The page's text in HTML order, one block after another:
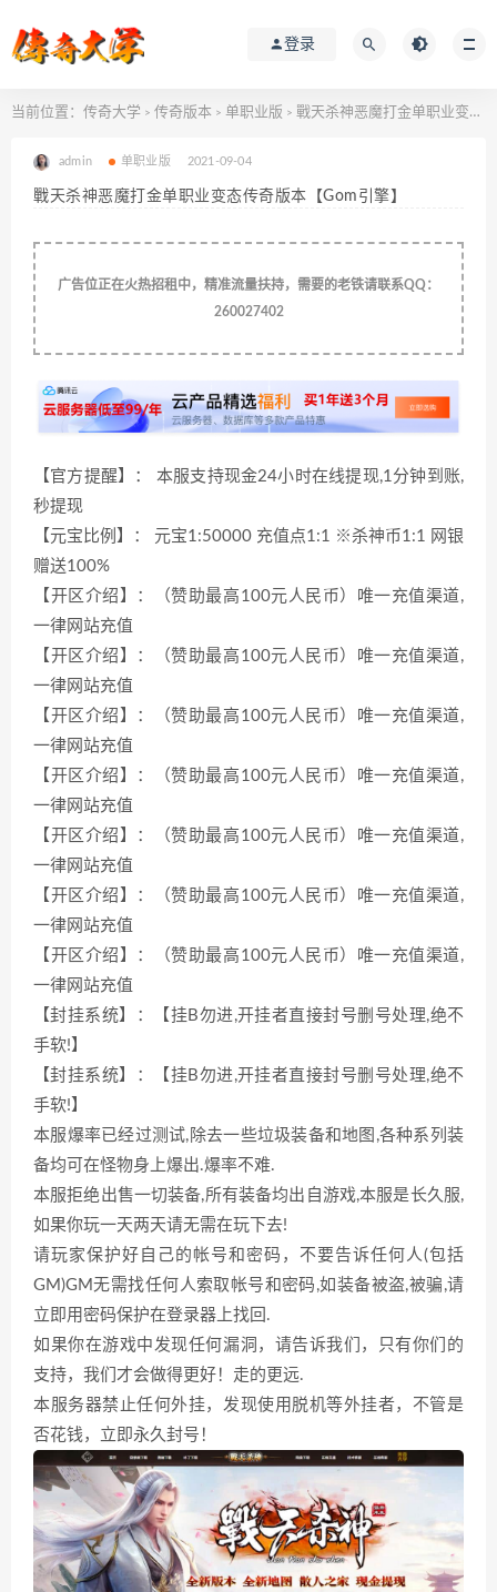
登录
当前位置： 传奇大学 > 传奇版本 > 单职业版 > 戰天杀神恶魔打金单职业变态传奇版本【Gom引擎】
admin 单职业版 2021-09-04
戰天杀神恶魔打金单职业变态传奇版本【Gom引擎】
广告位正在火热招租中，精准流量扶持，需要的老铁请联系QQ：
260027402
【官方提醒】： 本服支持现金24小时在线提现,1分钟到账,
秒提现
【元宝比例】： 元宝1:50000 充值点1:1 ※杀神币1:1 网银
赠送100%
【开区介绍】：（赞助最高100元人民币）唯一充值渠道,
一律网站充值
【开区介绍】：（赞助最高100元人民币）唯一充值渠道,
一律网站充值
【开区介绍】：（赞助最高100元人民币）唯一充值渠道,
一律网站充值
【开区介绍】：（赞助最高100元人民币）唯一充值渠道,
一律网站充值
【开区介绍】：（赞助最高100元人民币）唯一充值渠道,
一律网站充值
【开区介绍】：（赞助最高100元人民币）唯一充值渠道,
一律网站充值
【开区介绍】：（赞助最高100元人民币）唯一充值渠道,
一律网站充值
【封挂系统】：【挂B勿进,开挂者直接封号删号处理,绝不
手软!】
【封挂系统】：【挂B勿进,开挂者直接封号删号处理,绝不
手软!】
本服爆率已经过测试,除去一些垃圾装备和地图,各种系列装
备均可在怪物身上爆出.爆率不难.
本服拒绝出售一切装备,所有装备均出自游戏,本服是长久服,
如果你玩一天两天请无需在玩下去!
请玩家保护好自己的帐号和密码，不要告诉任何人(包括
GM)GM无需找任何人索取帐号和密码,如装备被盗,被骗,请
立即用密码保护在登录器上找回.
如果你在游戏中发现任何漏洞，请告诉我们，只有你们的
支持，我们才会做得更好！走的更远.
本服务器禁止任何外挂，发现使用脱机等外挂者，不管是
否花钱，立即永久封号！